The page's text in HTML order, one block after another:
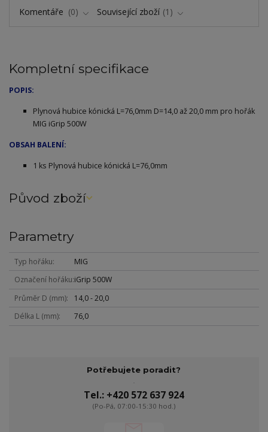
Komentáře
0 Související zboží 1
Kompletní specifikace
POPIS:
Plynová hubice kónická L=76,0mm D=14,0 až 20,0 mm pro hořák
MIG iGrip 500W
OBSAH BALENÍ:
1 ks Plynová hubice kónická L=76,0mm
Původ zboží
Parametry
Typ hořáku
MIG
Označení hořáku iGrip 500W
Průměr D (mm)
14,0 - 20,0
Délka L (mm)
76,0
Potřebujete poradit?
Tel.: +420 572 637 924
(Po-Pá, 07:00-15:30 hod.)